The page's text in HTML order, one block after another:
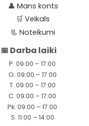
👤 Mans konts
🛒Veikals
📃Noteikumi
📅 Darba laiki
P. 09:00 – 17:00
O. 09:00 – 17:00
T. 09:00 – 17:00
C. 09:00 – 17:00
Pk. 09:00 – 17:00
S. 11:00 – 14:00